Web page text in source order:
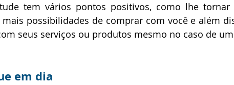
tem vários pontos positivos, como lhe tornar
mais possibilidades de comprar com você e além
seus serviços ou produtos mesmo no caso de
em dia